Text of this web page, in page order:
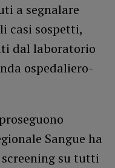
a segnalare
casi sospetti,
dal laboratorio
ospedaliero-
proseguono
Sangue ha
su tutti